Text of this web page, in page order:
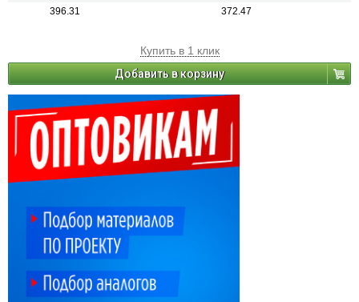
396.31 372.47
Купить в 1 клик
Добавить в корзину